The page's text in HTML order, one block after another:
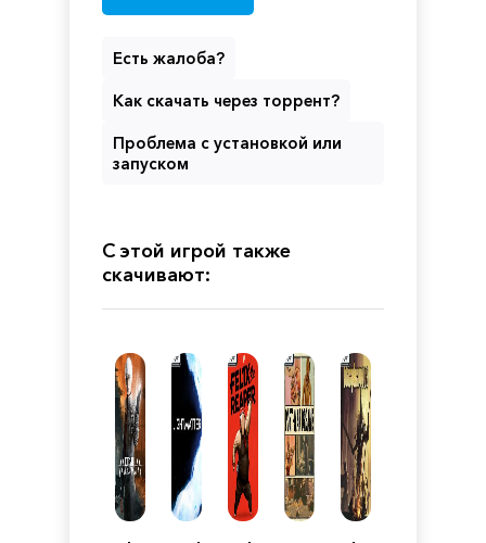
Есть жалоба?
Как скачать через торрент?
Проблема с установкой или
запуском
С этой игрой также
скачивают: